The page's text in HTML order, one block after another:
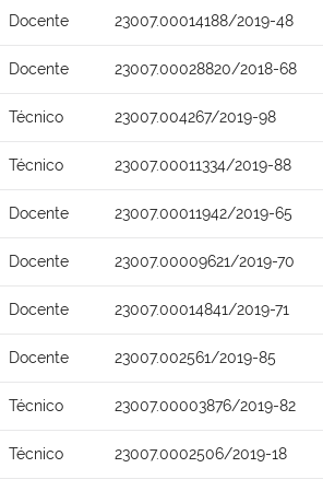
Docente 23007.00014188/2019-48
Docente 23007.00028820/2018-68
Técnico 23007.004267/2019-98
Técnico 23007.00011334/2019-88
Docente 23007.00011942/2019-65
Docente 23007.00009621/2019-70
Docente 23007.00014841/2019-71
Docente 23007.002561/2019-85
Técnico 23007.00003876/2019-82
Técnico 23007.0002506/2019-18